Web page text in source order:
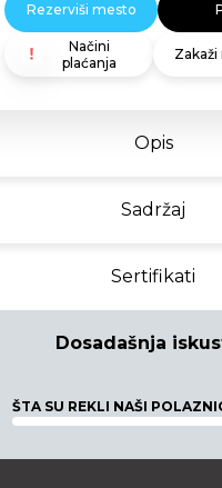
Opis
Sadržaj
Sertifikati
Dosadašnja
ŠTA SU REKLI NAŠI
Rezerviši mesto
Načini
plaćanja